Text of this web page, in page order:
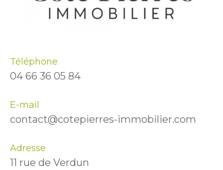
Téléphone
04 66 36 05 84
E-mail
contact@cotepierres-immobilier.com
Adresse
11 rue de Verdun